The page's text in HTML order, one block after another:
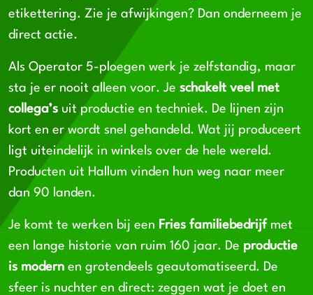
etikettering. Zie je afwijkingen? Dan onderneem je
direct actie.
Als Operator 5-ploegen werk je zelfstandig, maar
sta je er nooit alleen voor. Je schakelt veel met
collega’s uit productie en techniek. De lijnen zijn
kort en er wordt snel gehandeld. Wat jij produceert
ligt uiteindelijk in winkels over de hele wereld.
Producten uit Hallum vinden hun weg naar meer
dan 90 landen.
Je komt te werken bij een Fries familiebedrijf met
een lange historie van ruim 160 jaar. De productie
is modern en grotendeels geautomatiseerd. De
sfeer is nuchter en direct: zeggen wat je doet en